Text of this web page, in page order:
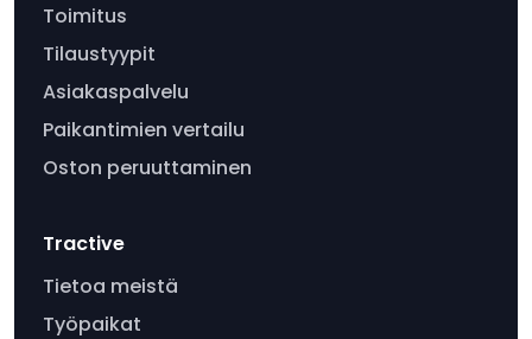
Toimitus
Tilaustyypit
Asiakaspalvelu
Paikantimien vertailu
Oston peruuttaminen
Tractive
Tietoa meistä
Työpaikat